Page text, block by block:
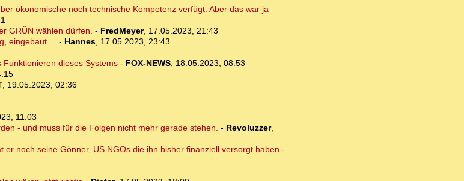
ökonomische noch technische Kompetenz verfügt. Aber das war ja
GRÜN wählen dürfen. - FredMeyer, 17.05.2023, 21:43
eingebaut ... - Hannes, 17.05.2023, 23:43
dieses Systems- FOX-NEWS, 18.05.2023, 08:53
, 19.05.2023, 02:36
11:03
- und muss für die Folgen nicht mehr gerade stehen. - Revoluzzer,
noch seine Gönner, US NGOs die ihn bisher finanziell versorgt haben -